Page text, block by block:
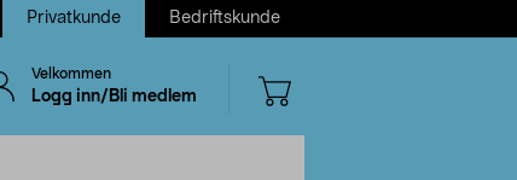
Privatkunde Bedriftskunde
Velkommen
Logg inn/Bli medlem